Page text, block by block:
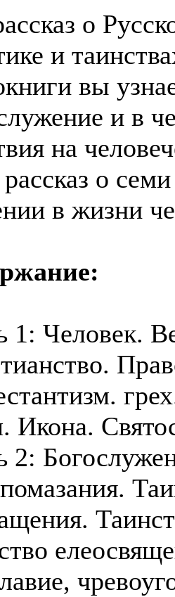
о
и
вы
и в
на
о
в жизни
1: Человек.
Икона.
2: